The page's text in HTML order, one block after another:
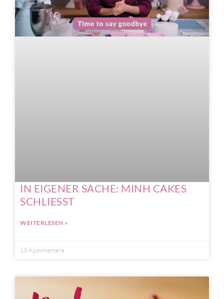
IN EIGENER SACHE: MINH CAKES
SCHLIESST
WEITERLESEN »
18 Kommentare